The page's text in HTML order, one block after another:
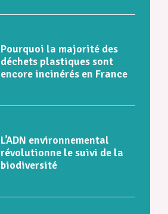
Pourquoi la majorité des
déchets plastiques sont
encore incinérés en France
L’ADN environnemental
révolutionne le suivi de la
biodiversité